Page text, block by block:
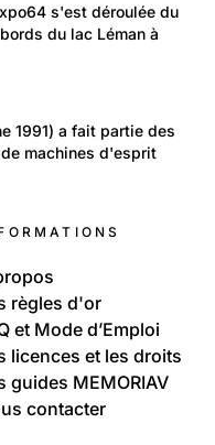
s'est déroulée du
du lac Léman à
1991) a fait partie des
machines d'esprit
règles d'or
et Mode d’Emploi
licences et les droits
guides MEMORIAV
contacter